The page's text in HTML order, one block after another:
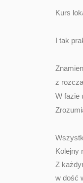
Kurs
I tak
z
W fazie
Kolejny
Z
w dość